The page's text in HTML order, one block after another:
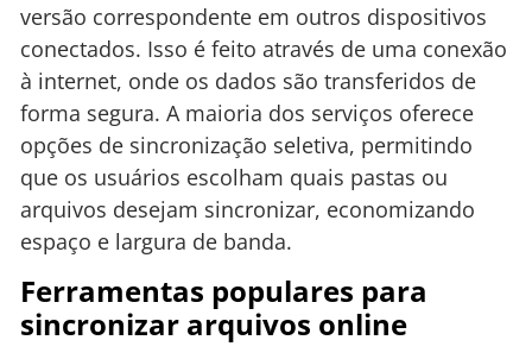
versão correspondente em outros dispositivos
conectados. Isso é feito através de uma conexão
à internet, onde os dados são transferidos de
forma segura. A maioria dos serviços oferece
opções de sincronização seletiva, permitindo
que os usuários escolham quais pastas ou
arquivos desejam sincronizar, economizando
espaço e largura de banda.
Ferramentas populares para
sincronizar arquivos online